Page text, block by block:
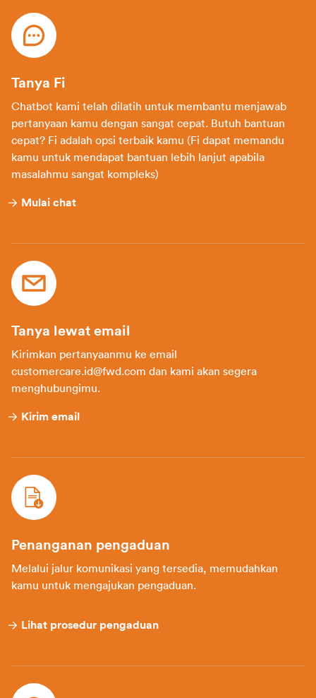
Tanya Fi
Chatbot kami telah dilatih untuk membantu menjawab
pertanyaan kamu dengan sangat cepat. Butuh bantuan
cepat? Fi adalah opsi terbaik kamu (Fi dapat memandu
kamu untuk mendapat bantuan lebih lanjut apabila
masalahmu sangat kompleks)
Mulai chat
Tanya lewat email
Kirimkan pertanyaanmu ke email
customercare.id@fwd.com dan kami akan segera
menghubungimu.
Kirim email
Penanganan pengaduan
Melalui jalur komunikasi yang tersedia, memudahkan
kamu untuk mengajukan pengaduan.
Lihat prosedur pengaduan